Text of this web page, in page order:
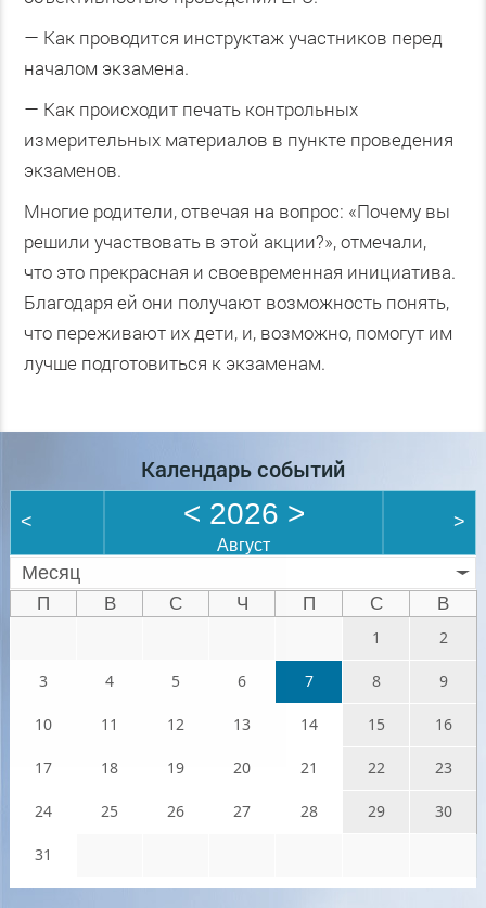
— Как проводится инструктаж участников перед
началом экзамена.
— Как происходит печать контрольных
измерительных материалов в пункте проведения
экзаменов.
Многие родители, отвечая на вопрос: «Почему вы
решили участвовать в этой акции?», отмечали,
что это прекрасная и своевременная инициатива.
Благодаря ей они получают возможность понять,
что переживают их дети, и, возможно, помогут им
лучше подготовиться к экзаменам.
Календарь событий
< < 2026 >
Август
>
Месяц
П В С Ч П С
В
1
2
3 4 5 6 7 8 9
10 11 12 13 14 15 16
17 18 19 20 21 22 23
24 25 26 27 28 29 30
31